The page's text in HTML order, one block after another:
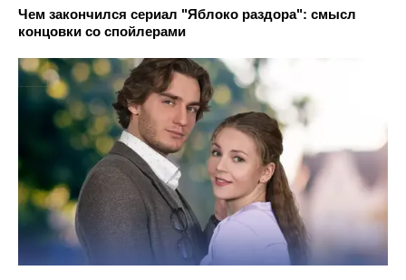
Чем закончился сериал "Яблоко раздора": смысл
концовки со спойлерами